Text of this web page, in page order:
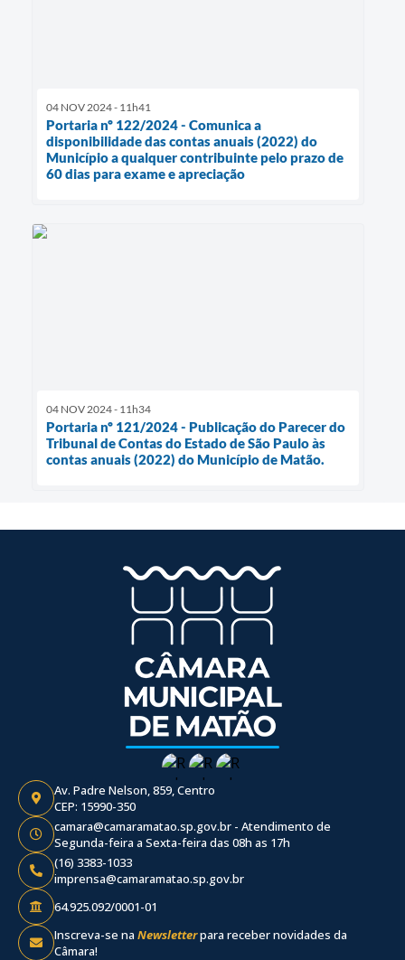
04 NOV 2024 - 11h41
Portaria nº 122/2024 - Comunica a
disponibilidade das contas anuais (2022) do
Município a qualquer contribuinte pelo prazo de
60 dias para exame e apreciação
04 NOV 2024 - 11h34
Portaria nº 121/2024 - Publicação do Parecer do
Tribunal de Contas do Estado de São Paulo às
contas anuais (2022) do Município de Matão.
Av. Padre Nelson, 859, Centro
CEP: 15990-350
(16) 3383-1033
imprensa@camaramatao.sp.gov.br
camara@camaramatao.sp.gov.br - Atendimento de
Segunda-feira a Sexta-feira das 08h as 17h
64.925.092/0001-01
Inscreva-se na Newsletterpara receber novidades da
Câmara!